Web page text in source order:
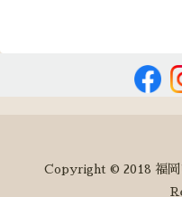
Copyright © 2018 福